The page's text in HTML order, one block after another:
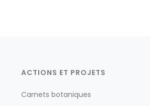
ACTIONS ET PROJETS
Carnets botaniques